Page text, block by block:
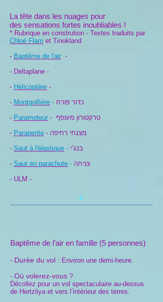
La tête dans les nuages pour
des sensations fortes inoubliables !
* Rubrique en constrution - Textes traduits par
Chloé Flam et Tinokland
- Baptême de l'air -
- Deltaplane -
- Hélicoptère -
- Montgolfière - כדור פורח
- Paramoteur - טרקטורון מעופף
- Parapente - מצנחי רחיפה
- Saut à l'élastique - בנג’י
- Saut en parachute - צניחה
- ULM -
Baptême de l’air en famille (5 personnes)
- Durée du vol : Environ une demi-heure.
- Où volerez-vous ?
Décollez pour un vol spectaculaire au-dessus
de Hertzliya et vers l’intérieur des terres.